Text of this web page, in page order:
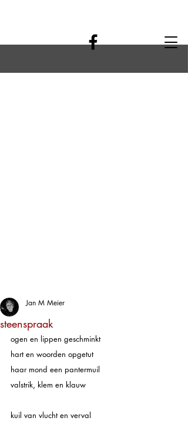
steenspraak
Jan M Meier
ogen en lippen geschminkt
hart en woorden opgetut
haar mond een pantermuil
valstrik, klem en klauw
kuil van vlucht en verval